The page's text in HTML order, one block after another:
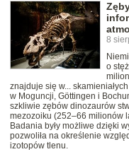
8
o
znajduje się w...
w Moguncji, Göttingen i
szkliwie zębów dinozaurów
mezozoiku (252–66 milionów
Badania były możliwe dzięki
pozwoliła na określenie
izotopów tlenu.